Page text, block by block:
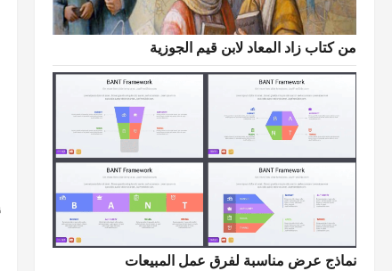
من كتاب زاد المعاد لابن قيم الجوزية
نماذج عرض مناسبة لفرق عمل المبيعات